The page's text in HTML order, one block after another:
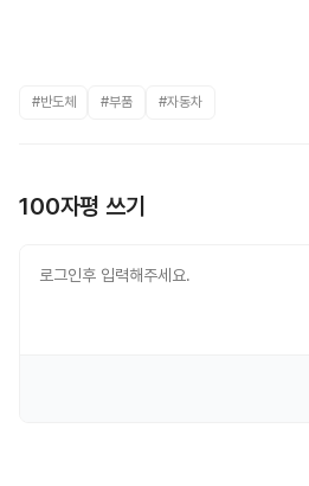
#반도체 #부품 #자동차
100자평 쓰기